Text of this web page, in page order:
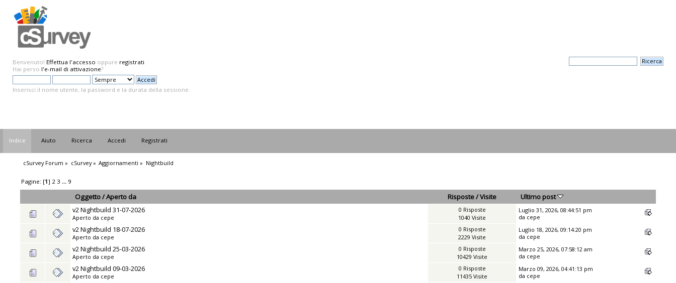
Benvenuto! Effettua l'accesso oppure registrati.
Hai perso l'e-mail di attivazione?
Inserisci il nome utente, la password e la durata della sessione.
Indice Aiuto Ricerca Accedi Registrati
cSurvey Forum » cSurvey» Aggiornamenti » Nightbuild
Pagine: [1] 2 3 ... 9
Oggetto/Aperto da Risposte/Visite
Ultimo post
v2 Nightbuild 31-07-2026
Aperto da cepe
0 Risposte
1040 Visite
Luglio 31, 2026, 08:44:51 pm
da cepe
v2 Nightbuild 18-07-2026
Aperto da cepe
0 Risposte
2229 Visite
Luglio 18, 2026, 09:14:20 pm
da cepe
v2 Nightbuild 25-03-2026
Aperto da cepe
0 Risposte
10429 Visite
Marzo 25, 2026, 07:58:12 am
da cepe
v2 Nightbuild 09-03-2026
Aperto da cepe
0 Risposte
11435 Visite
Marzo 09, 2026, 04:41:13 pm
da cepe